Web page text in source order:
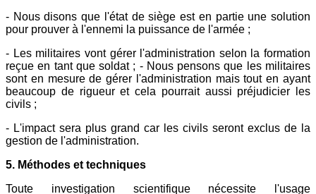
- Nous disons que l'état de siège est en partie une solution
pour prouver à l'ennemi la puissance de l'armée ;
- Les militaires vont gérer l'administration selon la formation
reçue en tant que soldat ; - Nous pensons que les militaires
sont en mesure de gérer l'administration mais tout en ayant
beaucoup de rigueur et cela pourrait aussi préjudicier les
civils ;
- L'impact sera plus grand car les civils seront exclus de la
gestion de l'administration.
5. Méthodes et techniques
Toute investigation scientifique nécessite l'usage